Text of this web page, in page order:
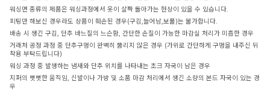
워싱면 종류의 제품은 워싱과정에서 옷이 살짝 돌아가는 현상이 있을 수 있습니다.
피팅만 해보신 경우라도 상품이 훼손된 경우(구김,늘어남,보풀)는 불가합니다.
배송 시 생긴 구김, 단추 바느질의 느슨함, 간단한 손질이 가능한 마감실 처리가 미흡한 경우
거래처 공정 과정 중 단추구멍이 완벽히 뚫리지 않은 경우 (가위로 간단하게 구멍을 내주신 뒤
착용 부탁드립니다)
워싱 과정 중 발생하는 냄새와 단추 위치를 나타내는 초크 자국이 남은 경우
지퍼의 뻣뻣한 움직임, 신발이나 가방 및 소품 마감 처리에서 생긴 소량의 본드 자국이 있는 경
우